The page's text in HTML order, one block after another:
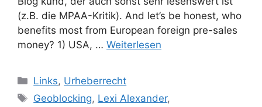
(z.B. die MPAA-Kritik). And let’s be honest, who
benefits most from European foreign pre-sales
money? 1) USA, … Weiterlesen
Kategorien
Links, Urheberrecht
Schlagwörter
Geoblocking, Lexi Alexander,